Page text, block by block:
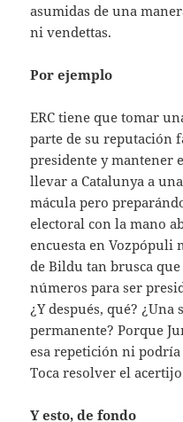
asumidas de una
ni vendettas.
Por ejemplo
ERC tiene que tomar
parte de su reputación
presidente y mantener
llevar a Catalunya a
mácula pero
electoral con la mano
encuesta en Vozpópuli
de Bildu tan brusca
números para ser
¿Y después, qué?
permanente? Porque
esa repetición ni
Toca resolver el
Y esto, de fondo